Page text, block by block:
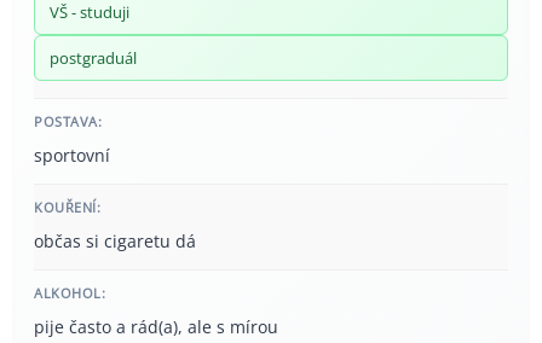
VŠ - studuji
postgraduál
POSTAVA:
sportovní
KOUŘENÍ:
občas si cigaretu dá
ALKOHOL:
pije často a rád(a), ale s mírou